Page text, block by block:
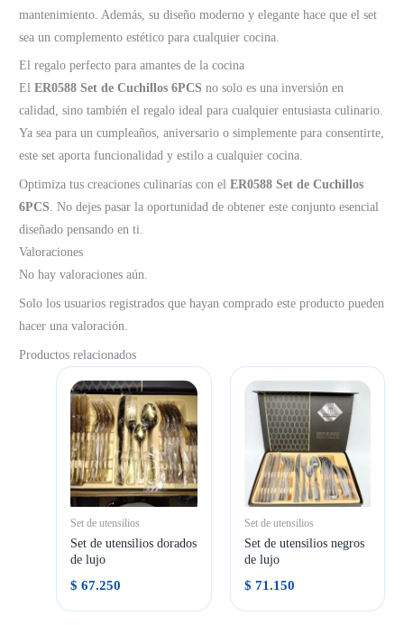
mantenimiento. Además, su diseño moderno y elegante hace que el set
sea un complemento estético para cualquier cocina.
El regalo perfecto para amantes de la cocina
ElER0588 Set de Cuchillos 6PCS no solo es una inversión en
calidad, sino también el regalo ideal para cualquier entusiasta culinario.
Ya sea para un cumpleaños, aniversario o simplemente para consentirte,
este set aporta funcionalidad y estilo a cualquier cocina.
Optimiza tus creaciones culinarias con elER0588 Set de Cuchillos
6PCS. No dejes pasar la oportunidad de obtener este conjunto esencial
diseñado pensando en ti.
Valoraciones
No hay valoraciones aún.
Solo los usuarios registrados que hayan comprado este producto pueden
hacer una valoración.
Productos relacionados
Set de utensilios
Set de utensilios dorados
de lujo
$ 67.250
Set de utensilios
Set de utensilios negros
de lujo
$ 71.150